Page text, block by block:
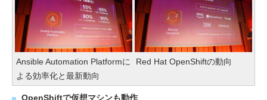
Ansible Automation Platformに
よる効率化と最新動向
Red Hat OpenShiftの動向
OpenShiftで仮想マシンも動作